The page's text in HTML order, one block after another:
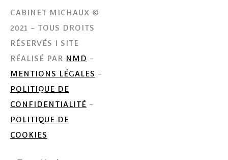
CABINET MICHAUX ©
2021 - TOUS DROITS
RÉSERVÉS I SITE
RÉALISÉ PAR NMD -
MENTIONS LÉGALES -
POLITIQUE DE
CONFIDENTIALITÉ -
POLITIQUE DE
COOKIES